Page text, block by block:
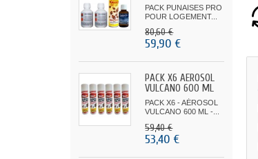
PACK PUNAISES PRO
POUR LOGEMENT...
80,60 €
59,90 €
PACK X6 AÉROSOL
VULCANO 600 ML
-...
PACK X6 - AÉROSOL
VULCANO 600 ML -...
59,40 €
53,40 €